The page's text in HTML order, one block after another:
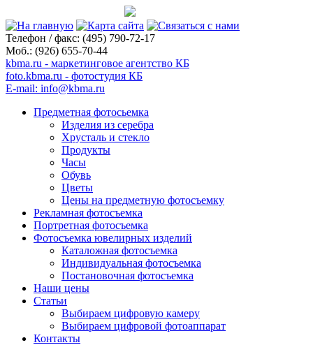
Телефон / факс: (495) 790-72-17
Моб.: (926) 655-70-44
kbma.ru - маркетинговое агентство КБ
foto.kbma.ru - фотостудия КБ
E-mail: info@kbma.ru
Предметная фотосьемка
Изделия из серебра
Хрусталь и стекло
Продукты
Часы
Обувь
Цветы
Цены на предметную фотосъемку
Рекламная фотосъемка
Портретная фотосъемка
Фотосъемка ювелирных изделий
Каталожная фотосъемка
Индивидуальная фотосъемка
Постановочная фотосъемка
Наши цены
Статьи
Выбираем цифровую камеру
Выбираем цифровой фотоаппарат
Контакты